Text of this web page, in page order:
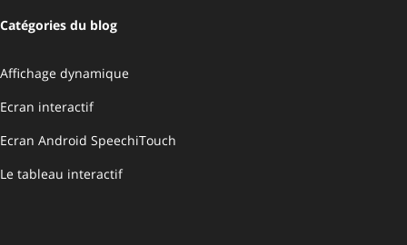
Catégories du blog
Affichage dynamique
Ecran interactif
Ecran Android SpeechiTouch
Le tableau interactif